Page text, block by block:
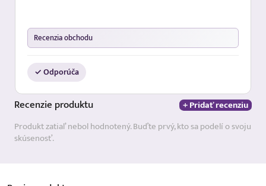
Recenzia obchodu
✓ Odporúča
Recenzie produktu
+ Pridať recenziu
Produkt zatiaľ nebol hodnotený. Buďte prvý, kto sa podelí o svoju
skúsenosť.